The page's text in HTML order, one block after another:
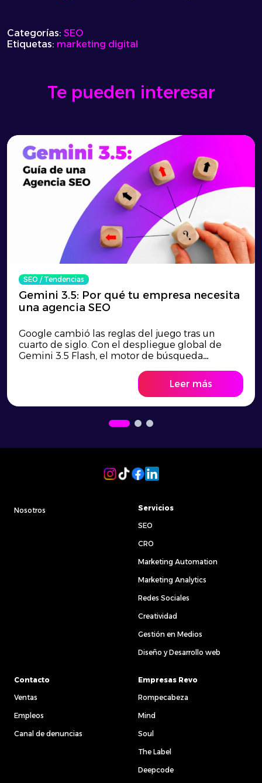
Categorías: SEO
Etiquetas: marketing digital
Te pueden interesar
SEO/Tendencias
Gemini 3.5: Por qué tu empresa necesita
una agencia SEO
Google cambió las reglas del juego tras un
cuarto de siglo. Con el despliegue global de
Gemini 3.5 Flash, el motor de búsqueda
autónomos e inteligencia contextual que
destruye el SEO tradicional de palabras clave.
Descubre cómo transformar esta disrupción
qué tu empresa necesita una estrategia de
Leer más
Nosotros
Servicios
SEO
CRO
Marketing Automation
Marketing Analytics
Redes Sociales
Creatividad
Gestión en Medios
Diseño y Desarrollo web
Contacto
Ventas
Empleos
Canal de denuncias
Empresas Revo
Rompecabeza
Mind
Soul
The Label
Deepcode